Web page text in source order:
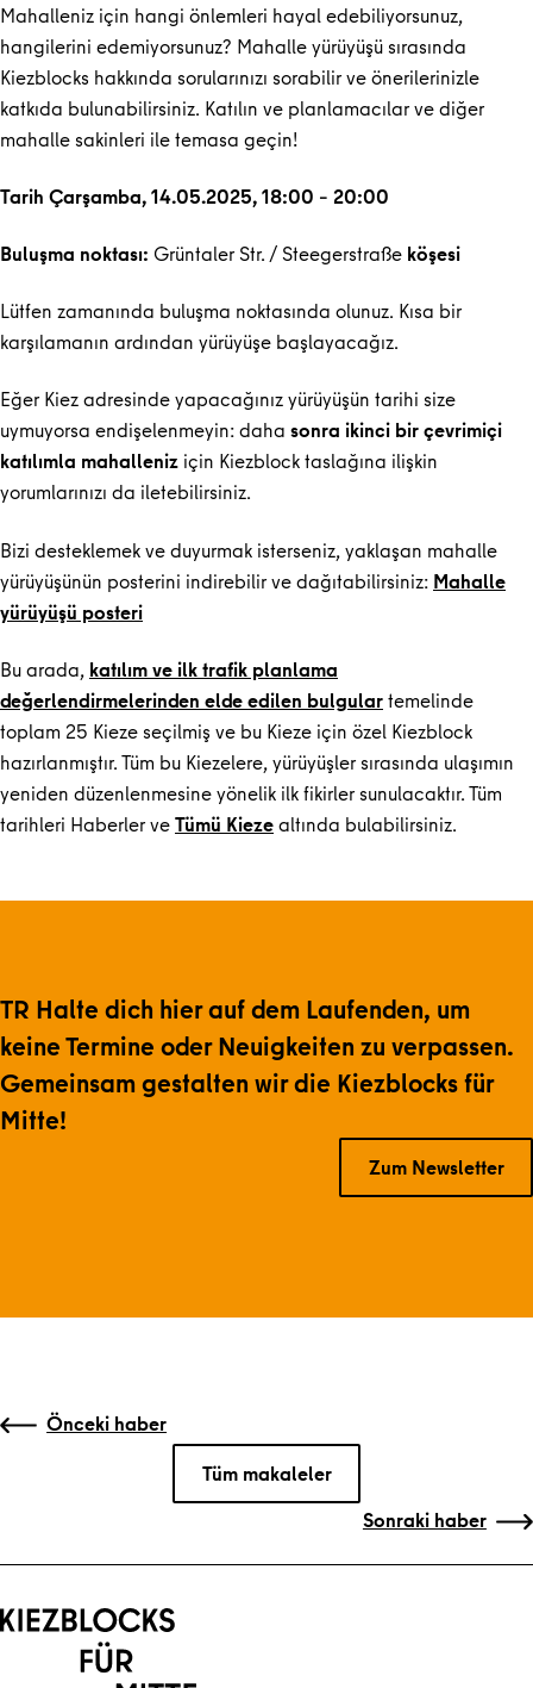
Mahalleniz için hangi önlemleri hayal edebiliyorsunuz,
hangilerini edemiyorsunuz? Mahalle yürüyüşü sırasında
Kiezblocks hakkında sorularınızı sorabilir ve önerilerinizle
katkıda bulunabilirsiniz. Katılın ve planlamacılar ve diğer
mahalle sakinleri ile temasa geçin!
Tarih Çarşamba, 14.05.2025, 18:00 – 20:00
Buluşma noktası: Grüntaler Str. / Steegerstraße köşesi
Lütfen zamanında buluşma noktasında olunuz. Kısa bir
karşılamanın ardından yürüyüşe başlayacağız.
Eğer Kiez adresinde yapacağınız yürüyüşün tarihi size
uymuyorsa endişelenmeyin: daha sonra ikinci bir çevrimiçi
katılımla mahalleniz için Kiezblock taslağına ilişkin
yorumlarınızı da iletebilirsiniz.
Bizi desteklemek ve duyurmak isterseniz, yaklaşan mahalle
yürüyüşünün posterini indirebilir ve dağıtabilirsiniz: Mahalle
yürüyüşü posteri
Bu arada, katılım ve ilk trafik planlama
değerlendirmelerinden elde edilen bulgulartemelinde
toplam 25 Kieze seçilmiş ve bu Kieze için özel Kiezblock
hazırlanmıştır. Tüm bu Kiezelere, yürüyüşler sırasında ulaşımın
yeniden düzenlenmesine yönelik ilk fikirler sunulacaktır. Tüm
tarihleri Haberler veTümü Kiezealtında bulabilirsiniz.
TR Halte dich hier auf dem Laufenden, um
keine Termine oder Neuigkeiten zu verpassen.
Gemeinsam gestalten wir die Kiezblocks für
Mitte!
Zum Newsletter
Önceki veya sonraki gönderilere gitme
Önceki haber
Tüm makaleler
Sonraki haber